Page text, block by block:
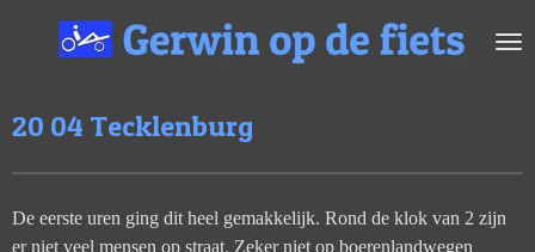
direct
hoofdinhoud
20 04 Tecklenburg
De eerste uren ging dit heel gemakkelijk. Rond de klok van 2 zijn
er niet veel mensen op straat. Zeker niet op boerenlandwegen